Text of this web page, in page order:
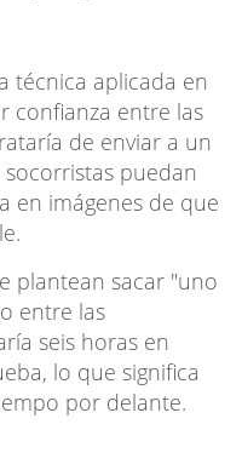
técnica aplicada en
confianza entre las
de enviar a un
puedan
en imágenes de que
plantean sacar "uno
entre las
seis horas en
lo que significa
por delante.